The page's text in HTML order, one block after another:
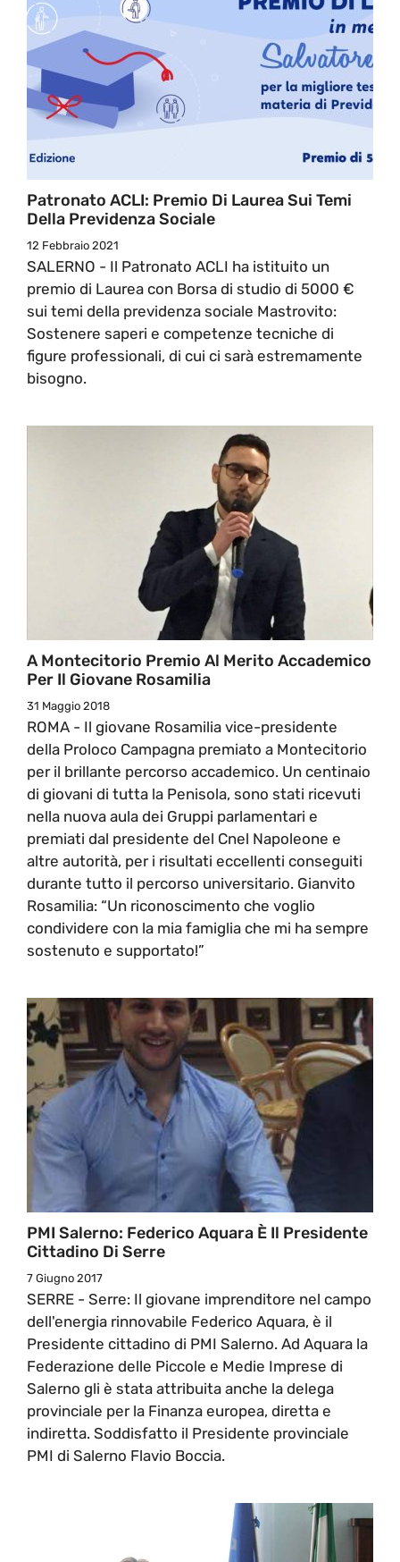
Patronato ACLI: Premio Di Laurea Sui Temi
Della Previdenza Sociale
12 Febbraio 2021
SALERNO - Il Patronato ACLI ha istituito un
premio di Laurea con Borsa di studio di 5000 €
sui temi della previdenza sociale Mastrovito:
Sostenere saperi e competenze tecniche di
figure professionali, di cui ci sarà estremamente
bisogno.
A Montecitorio Premio Al Merito Accademico
Per Il Giovane Rosamilia
31 Maggio 2018
ROMA - Il giovane Rosamilia vice-presidente
della Proloco Campagna premiato a Montecitorio
per il brillante percorso accademico. Un centinaio
di giovani di tutta la Penisola, sono stati ricevuti
nella nuova aula dei Gruppi parlamentari e
premiati dal presidente del Cnel Napoleone e
altre autorità, per i risultati eccellenti conseguiti
durante tutto il percorso universitario. Gianvito
Rosamilia: “Un riconoscimento che voglio
condividere con la mia famiglia che mi ha sempre
sostenuto e supportato!”
PMI Salerno: Federico Aquara È Il Presidente
Cittadino Di Serre
7 Giugno 2017
SERRE - Serre: Il giovane imprenditore nel campo
dell'energia rinnovabile Federico Aquara, è il
Presidente cittadino di PMI Salerno. Ad Aquara la
Federazione delle Piccole e Medie Imprese di
Salerno gli è stata attribuita anche la delega
provinciale per la Finanza europea, diretta e
indiretta. Soddisfatto il Presidente provinciale
PMI di Salerno Flavio Boccia.